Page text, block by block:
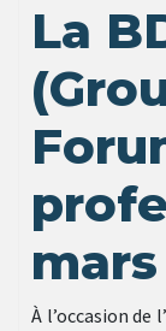
La
mars
À l’occasion de